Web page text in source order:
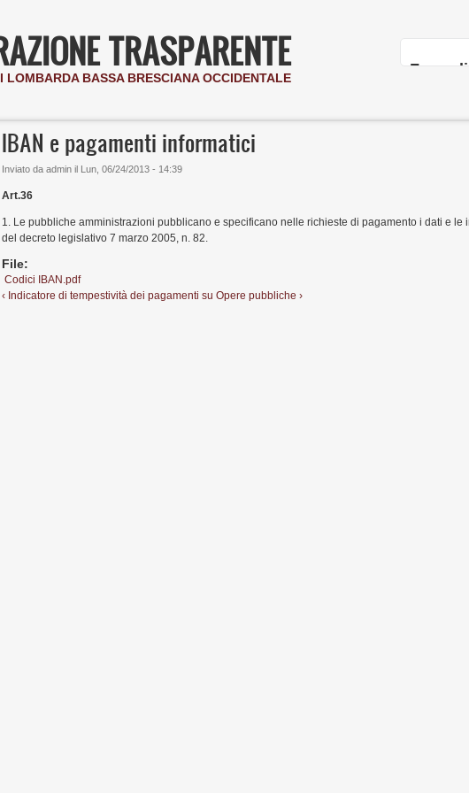
TRASPARENTE
LOMBARDA BASSA BRESCIANA OCCIDENTALE Form
IBAN e pagamenti informatici
Inviato da admin il Lun, 06/24/2013 - 14:39
Art.36
1. Le pubbliche amministrazioni pubblicano e specificano nelle richieste di pagamento i dati e le
del decreto legislativo 7 marzo 2005, n. 82.
File:
Codici IBAN.pdf
‹ Indicatore di tempestività dei pagamenti su Opere pubbliche ›